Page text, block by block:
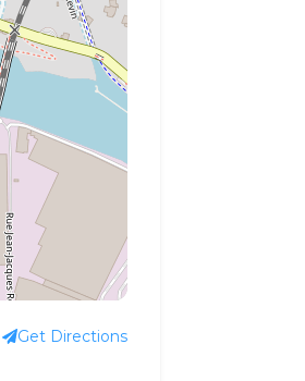
Get Directions